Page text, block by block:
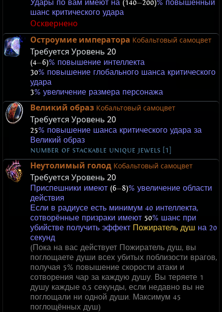
Удары по вам имеют на (140—200)% повышенный
шанс критического удара
Осквернено
Остроумие императора Кобальтовый самоцвет
Требуется Уровень 20
(4—6)% повышение интеллекта
30% повышение глобального шанса критического
удара
3% увеличение размера персонажа
Великий образ Кобальтовый самоцвет
Требуется Уровень 20
25% повышение шанса критического удара за
Великий образ
number of stackable unique jewels [1]
Неутолимый голод Кобальтовый самоцвет
Требуется Уровень 20
Приспешники имеют (6—8)% увеличение области
действия
Если в радиусе есть минимум 40 интеллекта,
сотворённые призраки имеют 50% шанс при
убийстве получить эффект Пожиратель душ на 20
секунд
(Пока на вас действует Пожиратель душ, вы
поглощаете души всех убитых поблизости врагов,
получая 5% повышение скорости атаки и
сотворения чар за каждую душу. Вы теряете 1
душу каждые 0,5 секунды, если недавно вы не
поглощали ни одной души. Максимум 45
поглощённых душ)